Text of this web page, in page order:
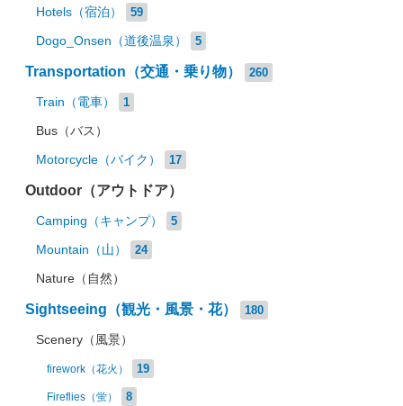
Hotels（宿泊） 59
Dogo_Onsen（道後温泉） 5
Transportation（交通・乗り物） 260
Train（電車） 1
Bus（バス）
Motorcycle（バイク） 17
Outdoor（アウトドア）
Camping（キャンプ） 5
Mountain（山） 24
Nature（自然）
Sightseeing（観光・風景・花） 180
Scenery（風景）
firework（花火） 19
Fireflies（蛍） 8